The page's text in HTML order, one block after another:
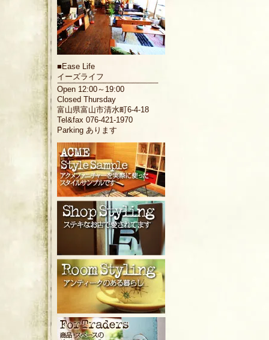
■ Ease Life
イーズライフ
Open 12:00～19:00
Closed Thursday
富山県富山市清水町6-4-18
Tel&fax 076-421-1970
Parking あります